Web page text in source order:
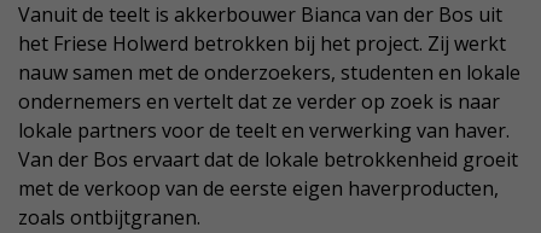
Vanuit de teelt is akkerbouwer Bianca van der Bos uit
het Friese Holwerd betrokken bij het project. Zij werkt
nauw samen met de onderzoekers, studenten en lokale
ondernemers en vertelt dat ze verder op zoek is naar
lokale partners voor de teelt en verwerking van haver.
Van der Bos ervaart dat de lokale betrokkenheid groeit
met de verkoop van de eerste eigen haverproducten,
zoals ontbijtgranen.